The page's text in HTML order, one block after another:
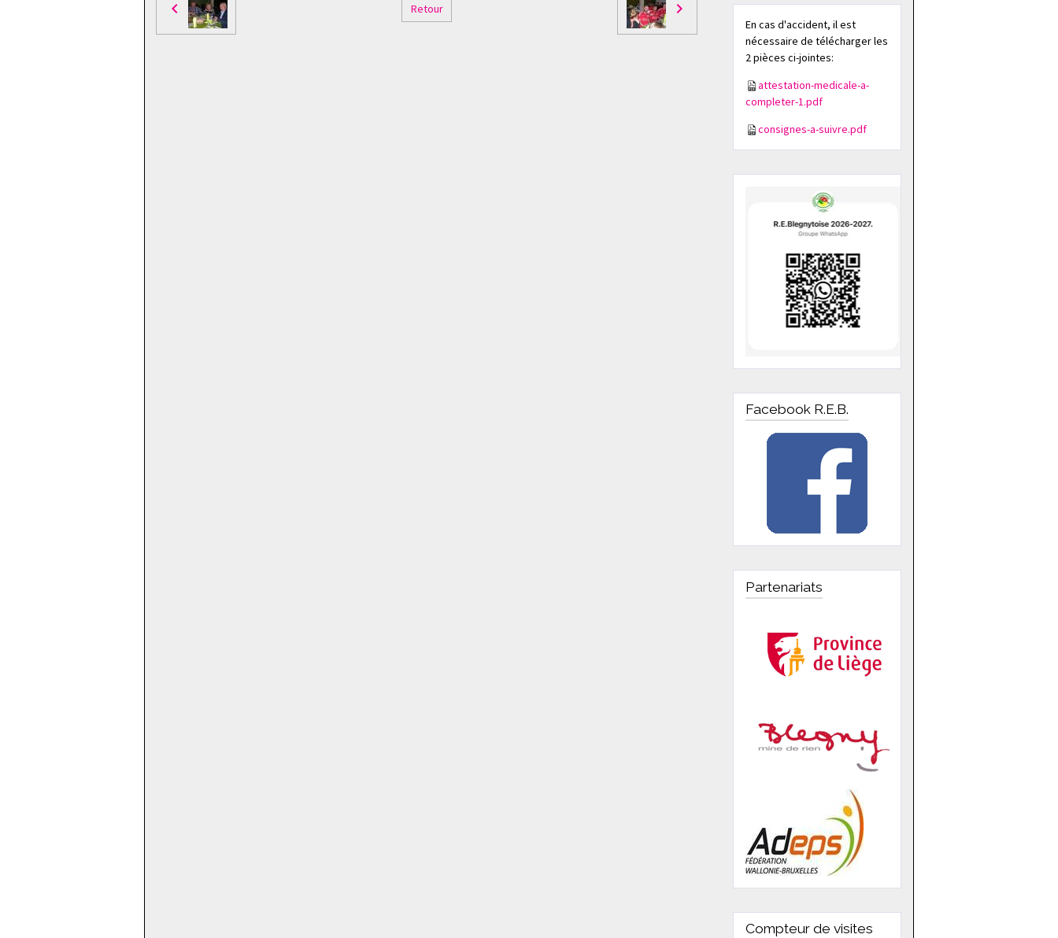
Retour
En cas d'accident, il est
nécessaire de télécharger les
2 pièces ci-jointes:
attestation-medicale-a-
completer-1.pdf
consignes-a-suivre.pdf
Facebook R.E.B.
Partenariats
Compteur de visites